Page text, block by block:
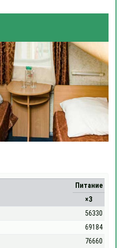
Питание
×3
56330
69184
76660